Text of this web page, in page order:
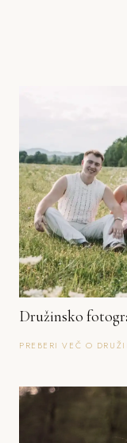
Družinsko
PREBERI VEČ O